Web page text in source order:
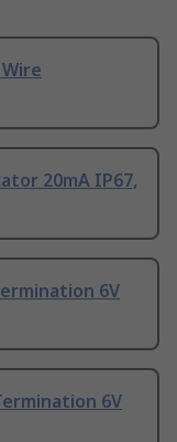
20mA IP67,
6V
6V